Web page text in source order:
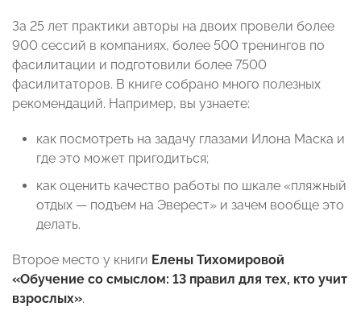
За 25 лет практики авторы на двоих провели более
900 сессий в компаниях, более 500 тренингов по
фасилитации и подготовили более 7500
фасилитаторов. В книге собрано много полезных
рекомендаций. Например, вы узнаете:
как посмотреть на задачу глазами Илона Маска и
где это может пригодиться;
как оценить качество работы по шкале «пляжный
отдых — подъем на Эверест» и зачем вообще это
делать.
Второе место у книги Елены Тихомировой
«Обучение со смыслом: 13 правил для тех, кто учит
взрослых».